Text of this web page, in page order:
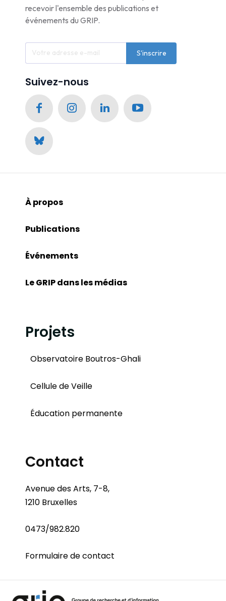
recevoir l'ensemble des publications et
événements du GRIP.
S'inscrire
Suivez-nous
À propos
Publications
Événements
Le GRIP dans les médias
Projets
Observatoire Boutros-Ghali
Cellule de Veille
Éducation permanente
Contact
Avenue des Arts, 7-8,
1210 Bruxelles
0473/982.820
Formulaire de contact